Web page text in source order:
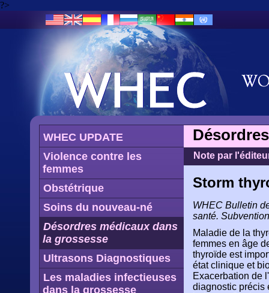
?>
WHEC UPDATE
Violence contre les
femmes
Obstétrique
Soins du nouveau-né
Désordres médicaux dans
la grossesse
Ultrasons Diagnostiques
Les maladies infectieuses
dans la grossesse
Note par
Storm
WHEC Bulletin
santé.
Maladie de la
femmes en âge
thyroïde est
état clinique et
Exacerbation de
diagnostic précis